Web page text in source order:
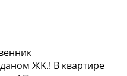
ЖK.! В квaртиpе